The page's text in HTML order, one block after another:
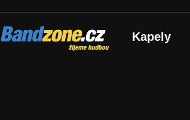
Bandzone.cz
žijeme hudbou Kapely